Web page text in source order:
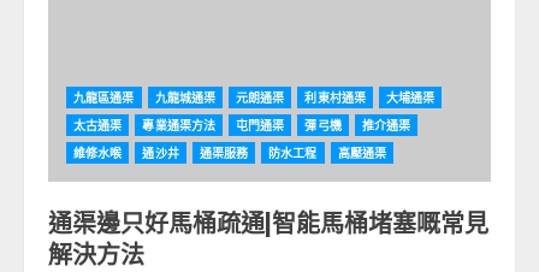
九龍區通渠 九龍城通渠 元朗通渠 利東村通渠
大埔通渠
太古通渠
專業通渠方法 屯門通渠 彈弓機
推介通渠
維修水喉
通沙井 通渠服務 防水工程 高壓通渠
通渠邊只好馬桶疏通|智能馬桶堵塞嘅常見
解決方法